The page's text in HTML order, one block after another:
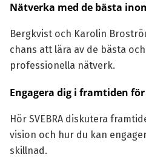
Nätverka med de bästa
Bergkvist och Karolin
chans att lära av de bästa
professionella nätverk.
Engagera dig i framtiden för
Hör SVEBRA diskutera
vision och hur du kan
skillnad.